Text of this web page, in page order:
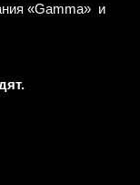
«Gamma» и